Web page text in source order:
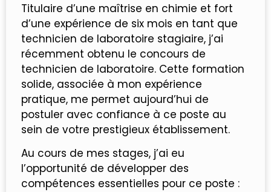
Titulaire d’une maîtrise en chimie et fort
d’une expérience de six mois en tant que
technicien de laboratoire stagiaire, j’ai
récemment obtenu le concours de
technicien de laboratoire. Cette formation
solide, associée à mon expérience
pratique, me permet aujourd’hui de
postuler avec confiance à ce poste au
sein de votre prestigieux établissement.
Au cours de mes stages, j’ai eu
l’opportunité de développer des
compétences essentielles pour ce poste :